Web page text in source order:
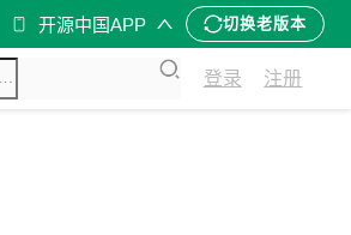
开源中国APP 切换老版本
登录 注册